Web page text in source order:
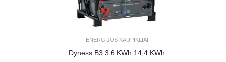
ENERGIJOS KAUPIKLIAI
Dyness B3 3.6 KWh 14,4 KWh